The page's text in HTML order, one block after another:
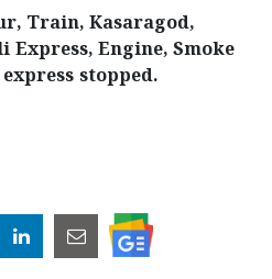
Train, Kasaragod,
Express, Engine, Smoke
stopped.